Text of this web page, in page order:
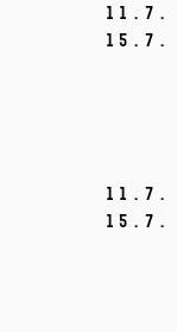
11. 7.
15. 7.
11. 7.
15. 7.